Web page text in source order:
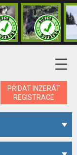
PŘIDAT INZERÁT
REGISTRACE